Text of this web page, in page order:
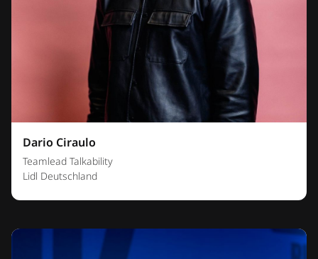
Dario Ciraulo
Teamlead Talkability
Lidl Deutschland